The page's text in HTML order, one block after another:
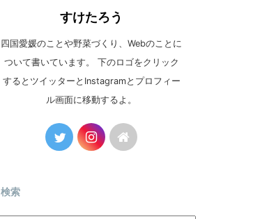
すけたろう
四国愛媛のことや野菜づくり、Webのことに
ついて書いています。 下のロゴをクリック
するとツイッターとInstagramとプロフィー
ル画面に移動するよ。
検索